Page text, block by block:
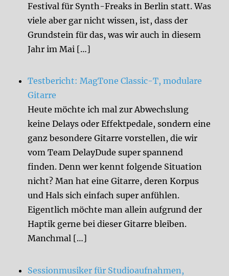
Festival für Synth-Freaks in Berlin statt. Was
viele aber gar nicht wissen, ist, dass der
Grundstein für das, was wir auch in diesem
Jahr im Mai […]
Testbericht: MagTone Classic-T, modulare
Gitarre
Heute möchte ich mal zur Abwechslung
keine Delays oder Effektpedale, sondern eine
ganz besondere Gitarre vorstellen, die wir
vom Team DelayDude super spannend
finden. Denn wer kennt folgende Situation
nicht? Man hat eine Gitarre, deren Korpus
und Hals sich einfach super anfühlen.
Eigentlich möchte man allein aufgrund der
Haptik gerne bei dieser Gitarre bleiben.
Manchmal […]
Sessionmusiker für Studioaufnahmen,